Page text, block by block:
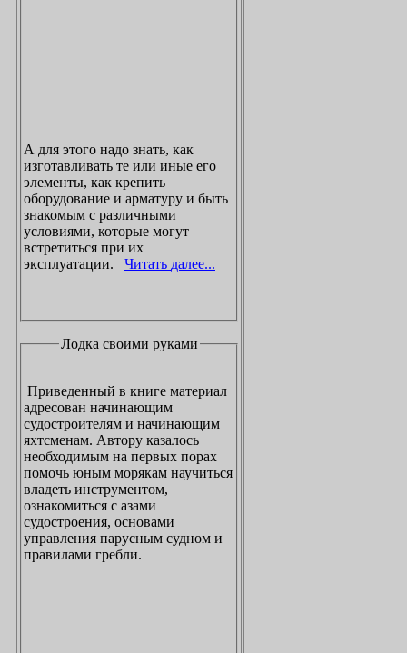
А для этого надо знать, как
изготавливать те или иные его
элементы, как крепить
оборудование и арматуру и быть
знакомым с различными
условиями, которые могут
встретиться при их
эксплуатации.
Читать далее...
Лодка своими руками
Приведенный в книге материал
адресован начинающим
судостроителям и начинающим
яхтсменам. Автору казалось
необходимым на первых порах
помочь юным морякам научиться
владеть инструментом,
ознакомиться с азами
судостроения, основами
управления парусным судном и
правилами гребли.